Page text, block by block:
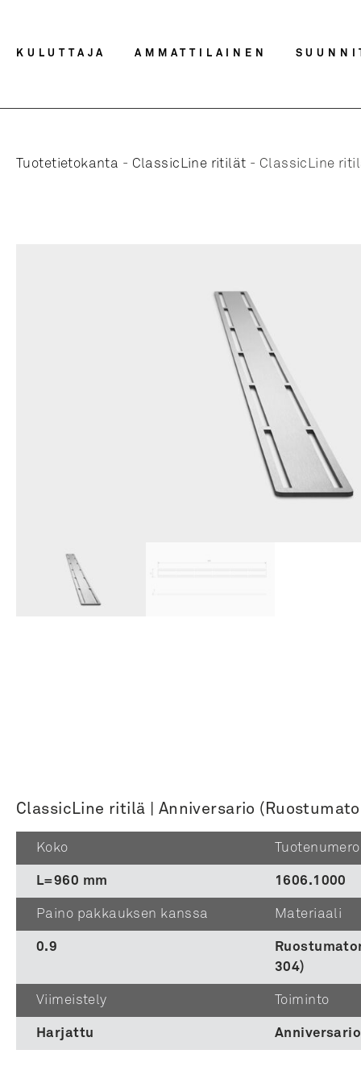
KULUTTAJA AMMATTILAINEN
Tuotetietokanta - ClassicLine ritilät - ClassicLine
ClassicLine ritilä | Anniversario
Koko
L=960 mm
Tuotenumero
1606.1000
Paino pakkauksen kanssa
0.9
Materiaali
304)
Viimeistely
Harjattu
Toiminto
Anniversario